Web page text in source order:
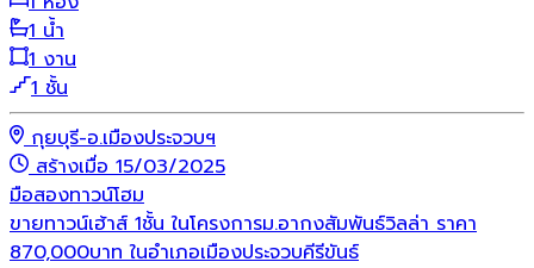
1 น้ำ
1 งาน
1 ชั้น
กุยบุรี-อ.เมืองประจวบฯ
สร้างเมื่อ 15/03/2025
มือสองทาวน์โฮม
ขายทาวน์เฮ้าส์ 1ชั้น ในโครงการม.อากงสัมพันธ์วิลล่า ราคา
870,000บาท ในอำเภอเมืองประจวบคีรีขันธ์